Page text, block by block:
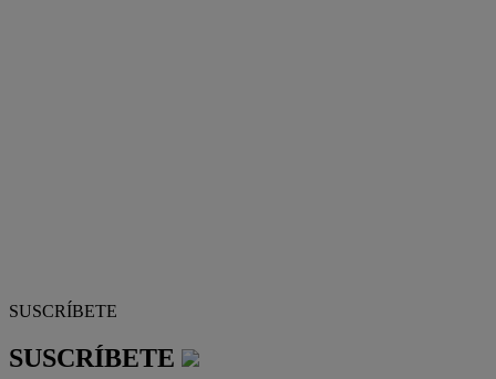
SUSCRÍBETE
SUSCRÍBETE